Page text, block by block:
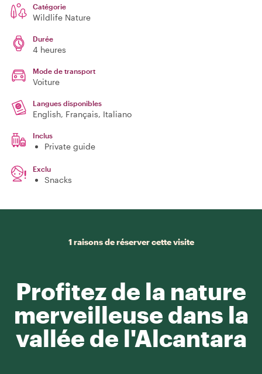
Catégorie
Wildlife Nature
Durée
4 heures
Mode de transport
Voiture
Langues disponibles
English, Français, Italiano
Inclus
Private guide
Exclu
Snacks
1 raisons de réserver cette visite
Profitez de la nature
merveilleuse dans la
vallée de l'Alcantara